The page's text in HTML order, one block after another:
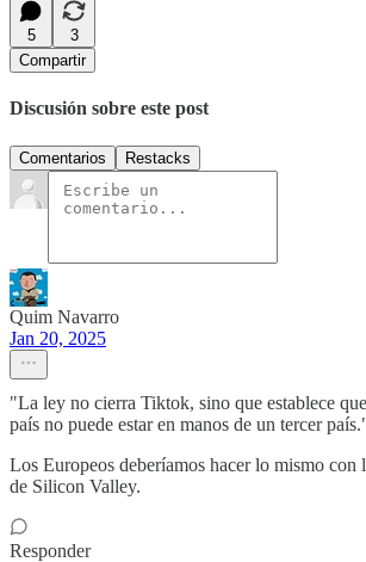
5
3
Compartir
Discusión sobre este post
Comentarios Restacks
Quim Navarro
Jan 20, 2025
"La ley no cierra Tiktok, sino que establece
país no puede estar en manos de un tercer
Los Europeos deberíamos hacer lo mismo con
de Silicon Valley.
Responder